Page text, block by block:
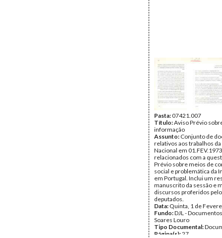
Pasta:07421.007
Título:Aviso Prévio
informação
Assunto: Conjunto de
relativos aos trabalhos
Nacional em
relacionados com a
Prévio sobre meios de
social e problemática da
em Portugal. Inclui um
manuscrito da sessão e
discursos proferidos
deputados.
Data: Quinta, 1 de
Fundo:DJL -
Soares Louro
Tipo Documental:
Página(s):27